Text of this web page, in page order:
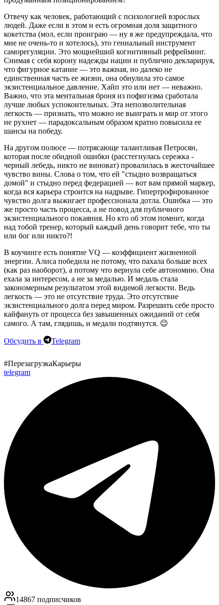
Отвечу как человек, работающий с психологией взрослых
людей. Даже если в этом и есть огромная доля защитного
кокетства (мол, если проиграю — ну я же предупреждала, что
мне не очень-то и хотелось), это гениальный инструмент
саморегуляции. Это мощнейший когнитивный рефрейминг.
Снимая с себя корону надежды нации и публично декларируя,
что фигурное катание — это важная, но далеко не
единственная часть ее жизни, она обнулила это самое
экзистенциальное давление. Хайп это или нет — неважно.
Важно, что эта ментальная броня из пофигизма сработала
лучше любых успокоительных. Эта непозволительная
легкость — признать, что можно не выиграть и мир от этого
не рухнет — парадоксальным образом кратно повысила ее
шансы на победу.
На другом полюсе — потрясающе талантливая Петросян,
которая после обидной ошибки (расстегнулась сережка -
черный лебедь, никто не виноват) провалилась в жесточайшее
чувство вины. Слова о том, что ей "стыдно возвращаться
домой" и стыдно перед федерацией — вот вам прямой маркер,
когда вся карьера строится на надрыве. Гипертрофированное
чувство долга выжигает профессионала дотла. Ошибка — это
же просто часть процесса, а не повод для публичного
экзистенциального покаяния. Но кто об этом помнит, когда
над тобой тренер, который каждый день говорит тебе, что ты
или бог или никто?!
В коучинге есть понятие VQ — коэффициент жизненной
энергии. Алиса победила не потому, что пахала больше всех
(как раз наоборот), а потому что вернула себе автономию. Она
ехала за интересом, а не за медалью. И медаль стала
закономерным результатом этой видимой легкости. Ведь
легкость — это не отсутствие труда. Это отсутствие
экзистенциального долга перед миром. Разрешить себе просто
кайфануть от процесса без завышенных ожиданий от себя
самого. А там, глядишь, и медали подтянутся. 😉
Обсудить в Telegram
#ПерезагрузкаКарьеры
telegram
14867 подписчиков